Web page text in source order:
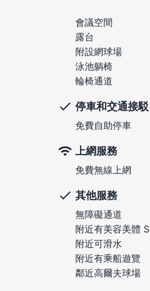
會議空間
露台
附設網球場
泳池躺椅
輪椅通道
停車和交通接駁
免費自助停車
上網服務
免費無線上網
其他服務
無障礙通道
附近有美容美體
附近可滑水
附近有乘船遊覽
鄰近高爾夫球場